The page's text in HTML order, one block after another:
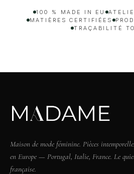
100 % MADE IN EU
MATIÈRES CERTIFIÉES
TRAÇABILITÉ
Maison de mode féminine. Pièces
en Europe — Portugal, Italie, France. Le
française.